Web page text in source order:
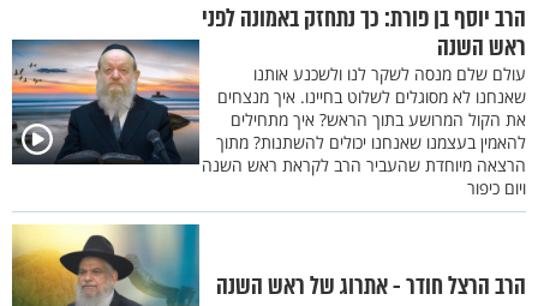
הרב יוסף בן פורת: כך נתחזק באמונה לפני
ראש השנה
עולם שלם מנסה לשקר לנו ולשכנע אותנו
שאנחנו לא מסוגלים לשלוט בחיינו. איך מנצחים
את הקול המרושע בתוך הראש? איך מתחילים
להאמין בעצמנו שאנחנו יכולים להשתנות? מתוך
הרצאה מיוחדת שהעביר הרב לקראת ראש השנה
ויום כיפור
הרב הרצל חודר - אתרוג של ראש השנה